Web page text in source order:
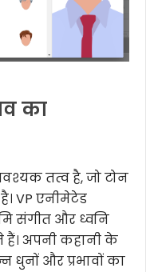
का
तत्व है, जो टोन
VP एनीमेटेड
संगीत और ध्वनि
अपनी कहानी के
और प्रभावों का